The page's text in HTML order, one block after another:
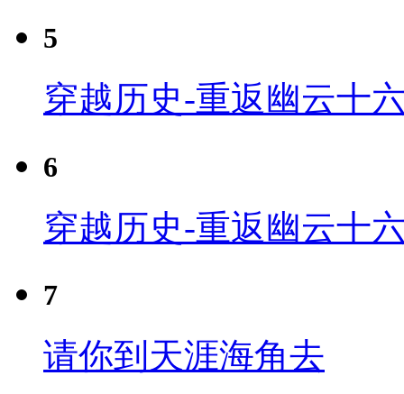
5
穿越历史-重返幽云十
6
穿越历史-重返幽云十
7
请你到天涯海角去